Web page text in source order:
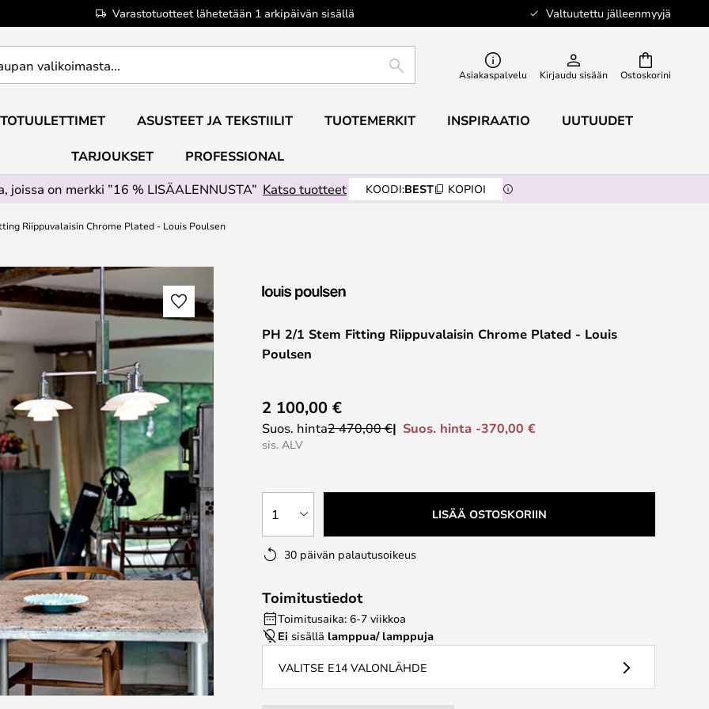
Varastotuotteet lähetetään 1 arkipäivän sisällä Valtuutettu jälleenmyyjä
Ostoskorini
ETSI Asiakaspalvelu Kirjaudu sisään
ASUSTEET JA TEKSTIILIT TUOTEMERKIT INSPIRAATIO UUTUUDET
TARJOUKSET
PROFESSIONAL
joissa on merkki ”16 % LISÄALENNUSTA” Katso tuotteet KOODI:BEST KOPIOI
Riippuvalaisin Chrome Plated - Louis Poulsen
PH 2/1 Stem Fitting Riippuvalaisin Chrome Plated - Louis
Poulsen
2 100,00 €
Suos. hinta2 470,00 € Suos. hinta -370,00 €
sis. ALV
1 LISÄÄ OSTOSKORIIN
30 päivän palautusoikeus
Toimitustiedot
Toimitusaika: 6-7 viikkoa
Ei sisällä lamppua/ lamppuja
VALITSE E14 VALONLÄHDE